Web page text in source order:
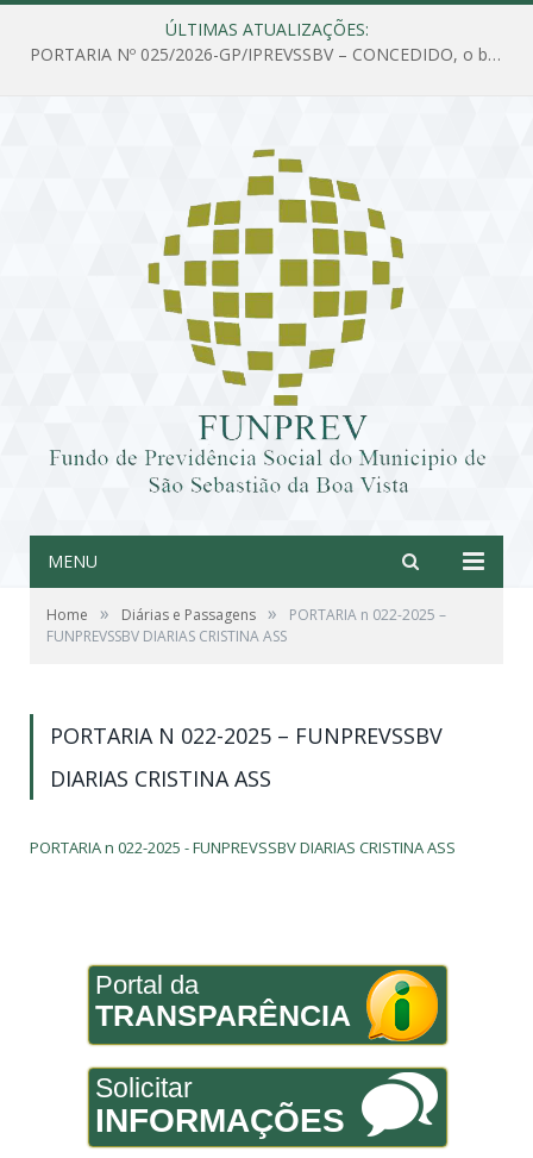
ÚLTIMAS ATUALIZAÇÕES:
PORTARIA Nº 025/2026-GP/IPREVSSBV – CONCEDIDO, o benefício de PENSÃO a MARIA ESTELA DOS SANTOS SOUZA
MENU
Home » Diárias e Passagens »
PORTARIA n 022-2025 –
FUNPREVSSBV DIARIAS CRISTINA ASS
PORTARIA N 022-2025 – FUNPREVSSBV
DIARIAS CRISTINA ASS
PORTARIA n 022-2025 - FUNPREVSSBV DIARIAS CRISTINA ASS
Portal da
TRANSPARÊNCIA
Solicitar
INFORMAÇÕES